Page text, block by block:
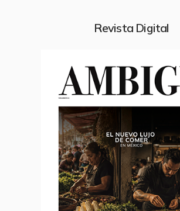
Revista Digital